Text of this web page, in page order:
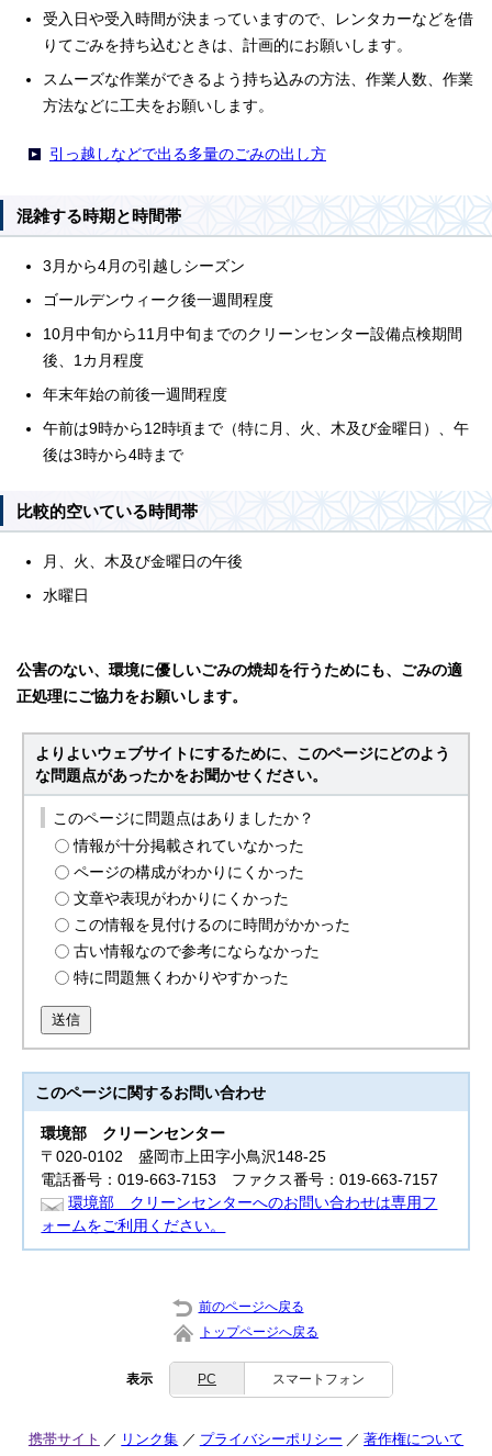
受入日や受入時間が決まっていますので、レンタカーなどを借
りてごみを持ち込むときは、計画的にお願いします。
スムーズな作業ができるよう持ち込みの方法、作業人数、作業
方法などに工夫をお願いします。
引っ越しなどで出る多量のごみの出し方
混雑する時期と時間帯
3月から4月の引越しシーズン
ゴールデンウィーク後一週間程度
10月中旬から11月中旬までのクリーンセンター設備点検期間
後、1カ月程度
年末年始の前後一週間程度
午前は9時から12時頃まで（特に月、火、木及び金曜日）、午
後は3時から4時まで
比較的空いている時間帯
月、火、木及び金曜日の午後
水曜日
公害のない、環境に優しいごみの焼却を行うためにも、ごみの適
正処理にご協力をお願いします。
よりよいウェブサイトにするために、このページにどのよう
な問題点があったかをお聞かせください。
このページに問題点はありましたか？
情報が十分掲載されていなかった
ページの構成がわかりにくかった
文章や表現がわかりにくかった
この情報を見付けるのに時間がかかった
古い情報なので参考にならなかった
特に問題無くわかりやすかった
送信
このページに関するお問い合わせ
環境部 クリーンセンター
〒020-0102 盛岡市上田字小鳥沢148-25
電話番号：019-663-7153 ファクス番号：019-663-7157
環境部 クリーンセンターへのお問い合わせは専用フ
ォームをご利用ください。
前のページへ戻る
トップページへ戻る
表示 PC スマートフォン
携帯サイト リンク集 プライバシーポリシー 著作権について